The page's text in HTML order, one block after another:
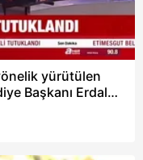
yürütülen
Başkanı Erdal